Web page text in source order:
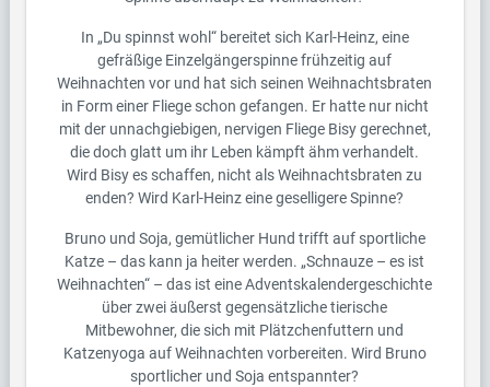
In „Du spinnst wohl“ bereitet sich Karl-Heinz, eine
gefräßige Einzelgängerspinne frühzeitig auf
Weihnachten vor und hat sich seinen Weihnachtsbraten
in Form einer Fliege schon gefangen. Er hatte nur nicht
mit der unnachgiebigen, nervigen Fliege Bisy gerechnet,
die doch glatt um ihr Leben kämpft ähm verhandelt.
Wird Bisy es schaffen, nicht als Weihnachtsbraten zu
enden? Wird Karl-Heinz eine geselligere Spinne?
Bruno und Soja, gemütlicher Hund trifft auf sportliche
Katze – das kann ja heiter werden. „Schnauze – es ist
Weihnachten“ – das ist eine Adventskalendergeschichte
über zwei äußerst gegensätzliche tierische
Mitbewohner, die sich mit Plätzchenfuttern und
Katzenyoga auf Weihnachten vorbereiten. Wird Bruno
sportlicher und Soja entspannter?